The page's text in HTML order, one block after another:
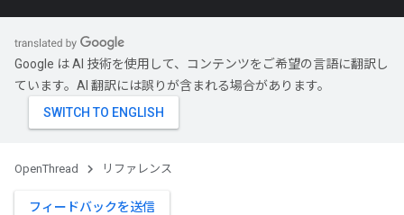
Google は AI 技術を使用して、コンテンツをご希望の言語に翻訳し
ています。AI 翻訳には誤りが含まれる場合があります。
OpenThread リファレンス
フィードバックを送信